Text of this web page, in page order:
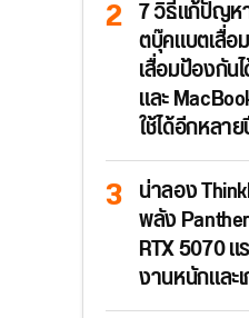
7 วิธีแก้ปัญห
ตบุ๊คแบตเสื่อ
เสื่อมป้องกัน
และ
ใช้ได้อีกหลา
น่าลอง
พลัง
RTX 5070
งานหนักและ